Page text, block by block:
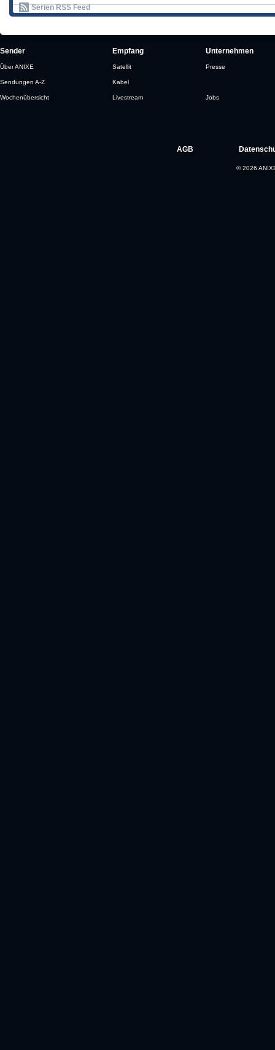
Serien RSS Feed
Sender Empfang Unternehmen
Über ANIXE Satellit Presse
Sendungen A-Z Kabel
Wochenübersicht Livestream Jobs
AGB
© 2026